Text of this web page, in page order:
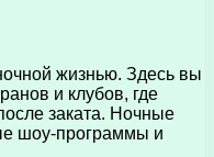
жизнью. Здесь вы
и клубов, где
заката. Ночные
шоу-программы и